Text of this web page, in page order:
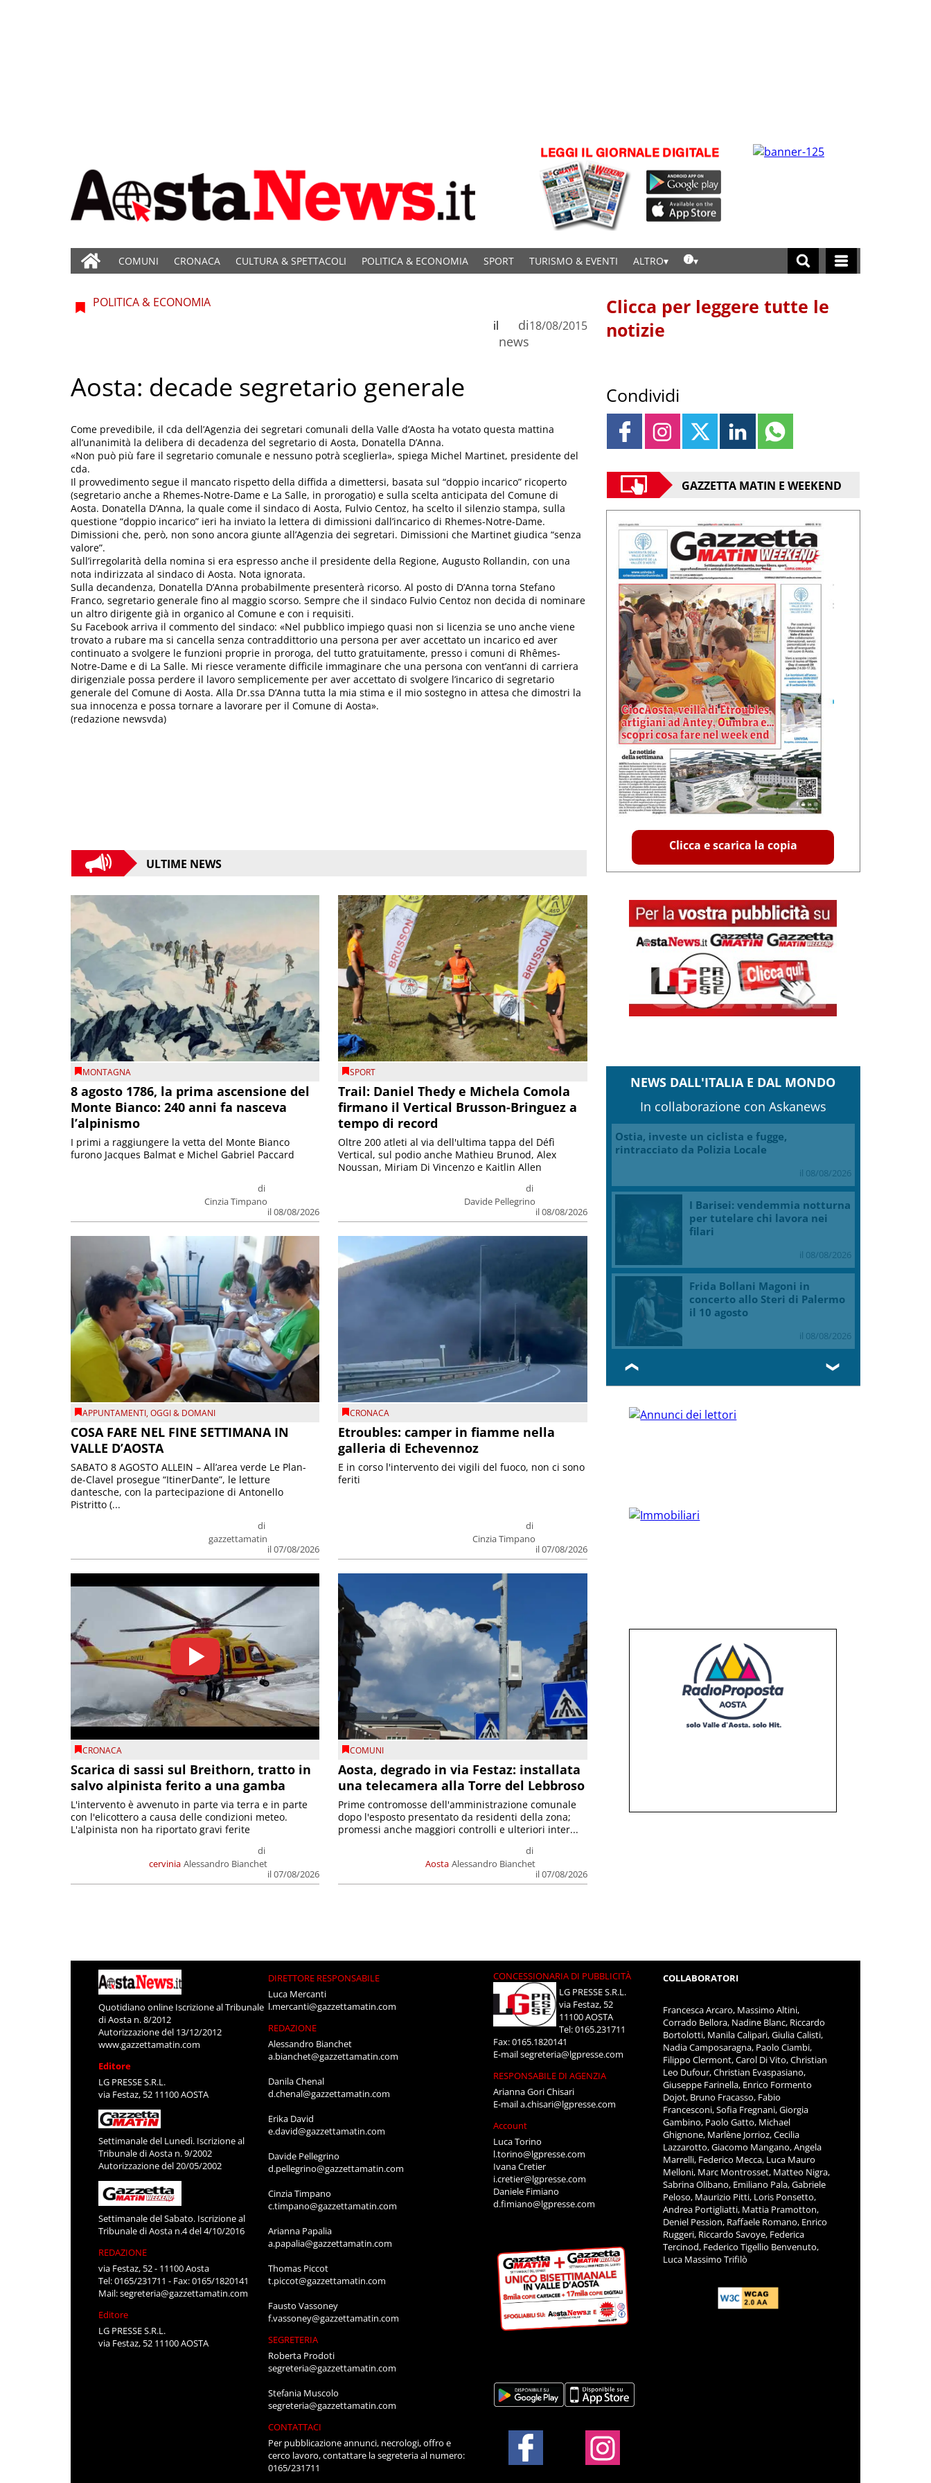
COMUNI CRONACA CULTURA & SPETTACOLI POLITICA & ECONOMIA SPORT TURISMO & EVENTI ALTRO
POLITICA & ECONOMIA
di
news
il 18/08/2015
Aosta: decade segretario generale
Come prevedibile, il cda dell’Agenzia dei segretari comunali della Valle d’Aosta ha votato questa mattina
all’unanimità la delibera di decadenza del segretario di Aosta, Donatella D’Anna.
«Non può più fare il segretario comunale e nessuno potrà sceglierla», spiega Michel Martinet, presidente del
cda.
Il provvedimento segue il mancato rispetto della diffida a dimettersi, basata sul “doppio incarico” ricoperto
(segretario anche a Rhemes-Notre-Dame e La Salle, in prorogatio) e sulla scelta anticipata del Comune di
Aosta. Donatella D’Anna, la quale come il sindaco di Aosta, Fulvio Centoz, ha scelto il silenzio stampa, sulla
questione “doppio incarico” ieri ha inviato la lettera di dimissioni dall’incarico di Rhemes-Notre-Dame.
Dimissioni che, però, non sono ancora giunte all’Agenzia dei segretari. Dimissioni che Martinet giudica “senza
valore”.
Sull’irregolarità della nomina si era espresso anche il presidente della Regione, Augusto Rollandin, con una
nota indirizzata al sindaco di Aosta. Nota ignorata.
Sulla decandenza, Donatella D’Anna probabilmente presenterà ricorso. Al posto di D’Anna torna Stefano
Franco, segretario generale fino al maggio scorso. Sempre che il sindaco Fulvio Centoz non decida di nominare
un altro dirigente già in organico al Comune e con i requisiti.
Su Facebook arriva il commento del sindaco: «Nel pubblico impiego quasi non si licenzia se uno anche viene
trovato a rubare ma si cancella senza contraddittorio una persona per aver accettato un incarico ed aver
continuato a svolgere le funzioni proprie in proroga, del tutto gratuitamente, presso i comuni di Rhêmes-
Notre-Dame e di La Salle. Mi riesce veramente difficile immaginare che una persona con vent’anni di carriera
dirigenziale possa perdere il lavoro semplicemente per aver accettato di svolgere l’incarico di segretario
generale del Comune di Aosta. Alla Dr.ssa D’Anna tutta la mia stima e il mio sostegno in attesa che dimostri la
sua innocenza e possa tornare a lavorare per il Comune di Aosta».
(redazione newsvda)
ULTIME NEWS
MONTAGNA
8 agosto 1786, la prima ascensione del
Monte Bianco: 240 anni fa nasceva
l’alpinismo
di
Cinzia Timpano
il 08/08/2026
I primi a raggiungere la vetta del Monte Bianco
furono Jacques Balmat e Michel Gabriel Paccard
SPORT
Trail: Daniel Thedy e Michela Comola
firmano il Vertical Brusson-Bringuez a
tempo di record
di
Davide Pellegrino
il 08/08/2026
Oltre 200 atleti al via dell'ultima tappa del Défì
Vertical, sul podio anche Mathieu Brunod, Alex
Noussan, Miriam Di Vincenzo e Kaitlin Allen
APPUNTAMENTI,OGGI & DOMANI
COSA FARE NEL FINE SETTIMANA IN
VALLE D’AOSTA
di
gazzettamatin
il 07/08/2026
SABATO 8 AGOSTO ALLEIN – All’area verde Le Plan-
de-Clavel prosegue “ItinerDante”, le letture
dantesche, con la partecipazione di Antonello
Pistritto (...
CRONACA
Etroubles: camper in fiamme nella
galleria di Echevennoz
di
Cinzia Timpano
il 07/08/2026
E in corso l'intervento dei vigili del fuoco, non ci sono
feriti
CRONACA
Scarica di sassi sul Breithorn, tratto in
salvo alpinista ferito a una gamba
cervinia
di
Alessandro Bianchet
il 07/08/2026
L'intervento è avvenuto in parte via terra e in parte
con l'elicottero a causa delle condizioni meteo.
L'alpinista non ha riportato gravi ferite
COMUNI
Aosta, degrado in via Festaz: installata
una telecamera alla Torre del Lebbroso
Aosta
di
Alessandro Bianchet
il 07/08/2026
Prime contromosse dell'amministrazione comunale
dopo l'esposto presentato da residenti della zona;
promessi anche maggiori controlli e ulteriori inter...
Clicca per leggere tutte le
notizie
Condividi
GAZZETTA MATIN E WEEKEND
Clicca e scarica la copia
NEWS DALL'ITALIA E DAL MONDO
In collaborazione con Askanews
Ostia, investe un ciclista e fugge,
rintracciato da Polizia Locale
il 08/08/2026
I Barisei: vendemmia notturna
per tutelare chi lavora nei
filari
il 08/08/2026
Frida Bollani Magoni in
concerto allo Steri di Palermo
il 10 agosto
il 08/08/2026
❮ ❯
Quotidiano online Iscrizione al Tribunale
di Aosta n. 8/2012
Autorizzazione del 13/12/2012
www.gazzettamatin.com
Editore
LG PRESSE S.R.L.
via Festaz, 52 11100 AOSTA
Settimanale del Lunedì. Iscrizione al
Tribunale di Aosta n. 9/2002
Autorizzazione del 20/05/2002
Settimanale del Sabato. Iscrizione al
Tribunale di Aosta n.4 del 4/10/2016
REDAZIONE
via Festaz, 52 - 11100 Aosta
Tel: 0165/231711 - Fax: 0165/1820141
Mail:segreteria@gazzettamatin.com
Editore
LG PRESSE S.R.L.
via Festaz, 52 11100 AOSTA
DIRETTORE RESPONSABILE
Luca Mercanti
l.mercanti@gazzettamatin.com
REDAZIONE
Alessandro Bianchet
a.bianchet@gazzettamatin.com
Danila Chenal
d.chenal@gazzettamatin.com
Erika David
e.david@gazzettamatin.com
Davide Pellegrino
d.pellegrino@gazzettamatin.com
Cinzia Timpano
c.timpano@gazzettamatin.com
Arianna Papalia
a.papalia@gazzettamatin.com
Thomas Piccot
t.piccot@gazzettamatin.com
Fausto Vassoney
f.vassoney@gazzettamatin.com
SEGRETERIA
Roberta Prodoti
segreteria@gazzettamatin.com
Stefania Muscolo
segreteria@gazzettamatin.com
CONTATTACI
Per pubblicazione annunci, necrologi, offro e
cerco lavoro, contattare la segreteria al numero:
0165/231711
CONCESSIONARIA DI PUBBLICITÀ
LG PRESSE S.R.L.
via Festaz, 52
11100 AOSTA
Tel: 0165.231711
Fax: 0165.1820141
E-mailsegreteria@lgpresse.com
RESPONSABILE DI AGENZIA
Arianna Gori Chisari
E-maila.chisari@lgpresse.com
Account
Luca Torino
l.torino@lgpresse.com
Ivana Cretier
i.cretier@lgpresse.com
Daniele Fimiano
d.fimiano@lgpresse.com
COLLABORATORI
Francesca Arcaro, Massimo Altini,
Corrado Bellora, Nadine Blanc, Riccardo
Bortolotti, Manila Calipari, Giulia Calisti,
Nadia Camposaragna, Paolo Ciambi,
Filippo Clermont, Carol Di Vito, Christian
Leo Dufour, Christian Evaspasiano,
Giuseppe Farinella, Enrico Formento
Dojot, Bruno Fracasso, Fabio
Francesconi, Sofia Fregnani, Giorgia
Gambino, Paolo Gatto, Michael
Ghignone, Marlène Jorrioz, Cecilia
Lazzarotto, Giacomo Mangano, Angela
Marrelli, Federico Mecca, Luca Mauro
Melloni, Marc Montrosset, Matteo Nigra,
Sabrina Olibano, Emiliano Pala, Gabriele
Peloso, Maurizio Pitti, Loris Ponsetto,
Andrea Portigliatti, Mattia Pramotton,
Deniel Pession, Raffaele Romano, Enrico
Ruggeri, Riccardo Savoye, Federica
Tercinod, Federico Tigellio Benvenuto,
Luca Massimo Trifilò